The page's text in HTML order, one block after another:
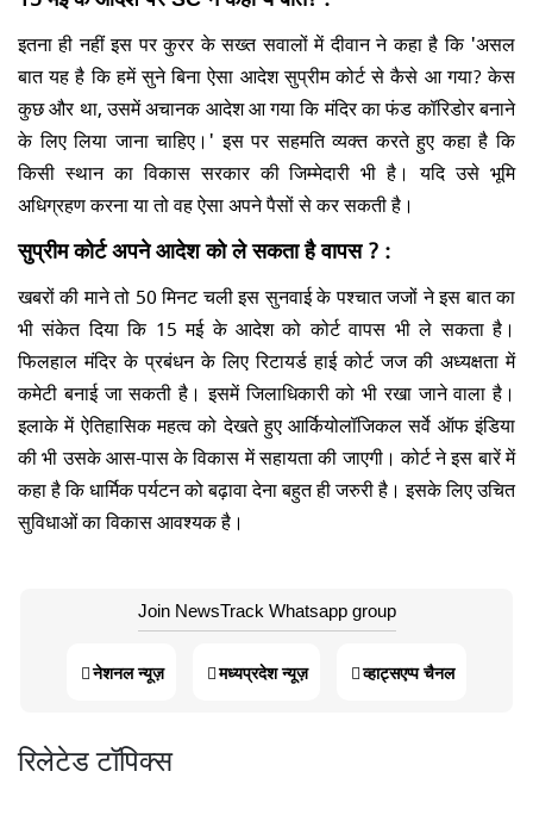
इतना ही नहीं इस पर कुरर के सख्त सवालों में दीवान ने कहा है कि 'असल
बात यह है कि हमें सुने बिना ऐसा आदेश सुप्रीम कोर्ट से कैसे आ गया? केस
कुछ और था, उसमें अचानक आदेश आ गया कि मंदिर का फंड कॉरिडोर बनाने
के लिए लिया जाना चाहिए।' इस पर सहमति व्यक्त करते हुए कहा है कि
किसी स्थान का विकास सरकार की जिम्मेदारी भी है। यदि उसे भूमि
अधिग्रहण करना या तो वह ऐसा अपने पैसों से कर सकती है।
सुप्रीम कोर्ट अपने आदेश को ले सकता है वापस ? :
खबरों की माने तो 50 मिनट चली इस सुनवाई के पश्चात जजों ने इस बात का
भी संकेत दिया कि 15 मई के आदेश को कोर्ट वापस भी ले सकता है।
फिलहाल मंदिर के प्रबंधन के लिए रिटायर्ड हाई कोर्ट जज की अध्यक्षता में
कमेटी बनाई जा सकती है। इसमें जिलाधिकारी को भी रखा जाने वाला है।
इलाके में ऐतिहासिक महत्व को देखते हुए आर्कियोलॉजिकल सर्वे ऑफ इंडिया
की भी उसके आस-पास के विकास में सहायता की जाएगी। कोर्ट ने इस बारें में
कहा है कि धार्मिक पर्यटन को बढ़ावा देना बहुत ही जरुरी है। इसके लिए उचित
सुविधाओं का विकास आवश्यक है।
Join NewsTrack Whatsapp group
नेशनल न्यूज़ मध्यप्रदेश न्यूज़ व्हाट्सएप्प चैनल
रिलेटेड टॉपिक्स